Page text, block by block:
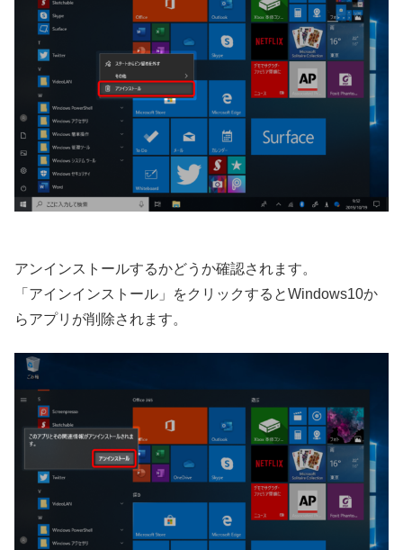
アンインストールするかどうか確認されます。
「アインインストール」をクリックするとWindows10か
らアプリが削除されます。